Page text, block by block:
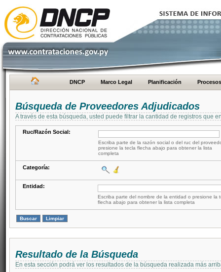
DNCP Marco Legal Planificación Procesos
Búsqueda de Proveedores Adjudicados
A través de esta búsqueda, usted puede filtrar la cantidad de registros que
Ruc/Razón Social:
Escriba parte de la razón social o del ruc del
presione la tecla flecha abajo para obtener la lista
completa
Categoría:
Entidad:
Escriba parte del nombre de la entidad o presione la
flecha abajo para obtener la lista completa
Resultado de la Búsqueda
En esta sección podrá ver los resultados de la búsqueda realizada más